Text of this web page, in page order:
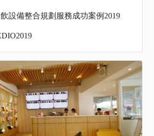
設備整合規劃服務成功案例2019